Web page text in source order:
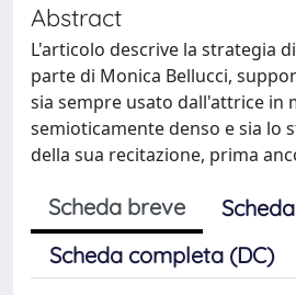
Abstract
L'articolo descrive la strategia
parte di Monica Bellucci,
sia sempre usato dall'attrice in
semioticamente denso e sia lo
della sua recitazione, prima
Scheda breve
Scheda completa (DC)